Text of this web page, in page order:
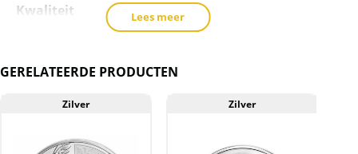
Kwaliteit
De munten worden uit voorraad geleverd, en
producent af. Echter zijn de munten veelal de
kunnen soms krassen, aanslag en/of
lichte verkleuring op de rand.
Lees meer
GERELATEERDE PRODUCTEN
Zilver Zilver